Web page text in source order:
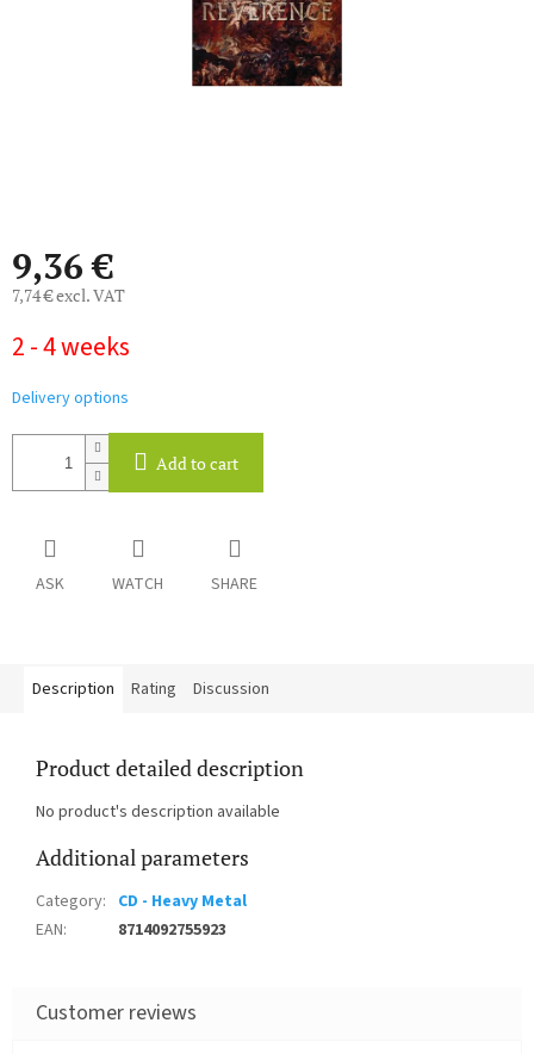
9,36 €
7,74 € excl. VAT
price:
2 - 4 weeks
Delivery options
Add to cart
ASK WATCH SHARE
Description Rating Discussion
Product detailed description
No product's description available
Additional parameters
Category: CD - Heavy Metal
EAN: 8714092755923